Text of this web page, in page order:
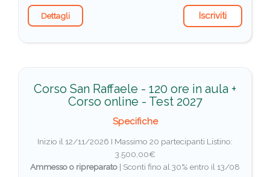
Dettagli Iscriviti
Corso San Raffaele - 120 ore in aula +
Corso online - Test 2027
Specifiche
Inizio il 12/11/2026 I Massimo 20 partecipanti Listino:
3.500,00€
Ammesso o ripreparato | Sconti fino al 30% entro il 13/08